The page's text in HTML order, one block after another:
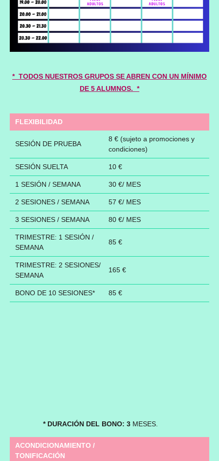
* TODOS NUESTROS GRUPOS SE ABREN CON UN MÍNIMO
DE 5 ALUMNOS. *
FLEXIBILIDAD
SESIÓN DE PRUEBA
8 € (sujeto a promociones y
condiciones)
SESIÓN SUELTA 10 €
1 SESIÓN / SEMANA 30 €/ MES
2 SESIONES / SEMANA 57 €/ MES
3 SESIONES / SEMANA 80 €/ MES
TRIMESTRE: 1 SESIÓN /
SEMANA
85 €
TRIMESTRE: 2 SESIONES/
SEMANA
165 €
BONO DE 10 SESIONES* 85 €
* DURACIÓN DEL BONO: 3 MESES.
ACONDICIONAMIENTO /
TONIFICACIÓN